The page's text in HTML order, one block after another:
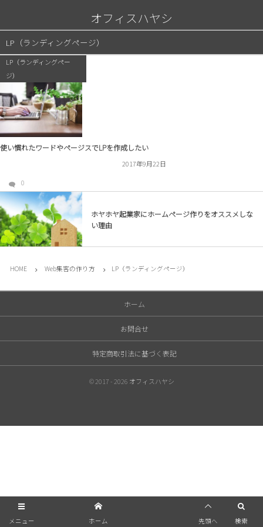
オフィスハヤシ
LP（ランディングページ）
LP（ランディングペー
ジ）
使い慣れたワードやページスでLPを作成したい
2017年9月22日
0
ホヤホヤ起業家にホームページ作りをオススメしな
い理由
HOME Web集客の作り方 LP（ランディングページ）
ホーム
お問合せ
特定商取引法に基づく表記
© 2017 - 2026 オフィスハヤシ
メニュー 検索
ホーム 先頭へ